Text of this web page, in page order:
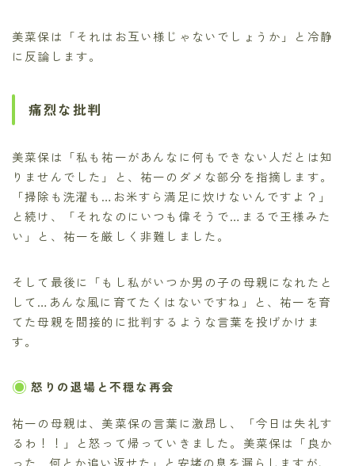
美菜保は「それはお互い様じゃないでしょうか」と冷静
に反論します。
痛烈な批判
美菜保は「私も祐一があんなに何もできない人だとは知
りませんでした」と、祐一のダメな部分を指摘します。
「掃除も洗濯も…お米すら満足に炊けないんですよ？」
と続け、「それなのにいつも偉そうで…まるで王様みた
い」と、祐一を厳しく非難しました。
そして最後に「もし私がいつか男の子の母親になれたと
して…あんな風に育てたくはないですね」と、祐一を育
てた母親を間接的に批判するような言葉を投げかけま
す。
怒りの退場と不穏な再会
祐一の母親は、美菜保の言葉に激昂し、「今日は失礼す
るわ！！」と怒って帰っていきました。美菜保は「良か
った…何とか追い返せた」と安堵の息を漏らしますが、